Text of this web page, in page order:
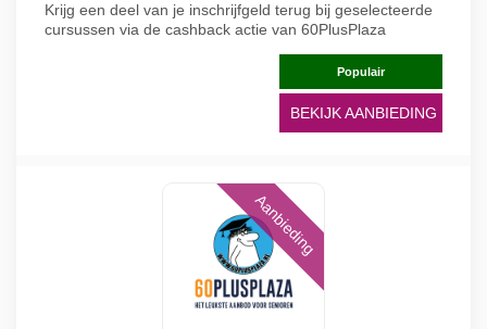
Krijg een deel van je inschrijfgeld terug bij geselecteerde
cursussen via de cashback actie van 60PlusPlaza
Populair
BEKIJK AANBIEDING
Aanbieding